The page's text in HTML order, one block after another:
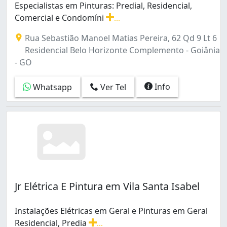
Jardim São José (1)
Jardim da Luz (1)
Jardim das Esmeraldas (2)
Loteamento Alphaville Residencial (1)
Loteamento Portal do Sol II (1)
Loteamento Tropical Ville (1)
Nova Suíça (1)
Residencial Cidade Verde (1)
Residencial Fidelis (1)
Especialistas em Pinturas: Predial, Residencial,
Comercial e Condomíni
Rua Sebastião Manoel Matias Pereira, 62 Qd 9 Lt 6
Residencial Belo Horizonte Complemento - Goiânia
- GO
Whatsapp Ver Tel Info
Jr Elétrica E Pintura em Vila Santa Isabel
Instalações Elétricas em Geral e Pinturas em Geral
Residencial, Predia